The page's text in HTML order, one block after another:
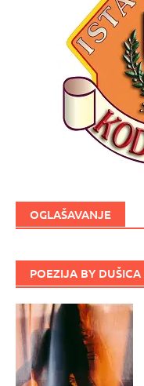
OGLAŠAVANJE
POEZIJA BY DUŠICA